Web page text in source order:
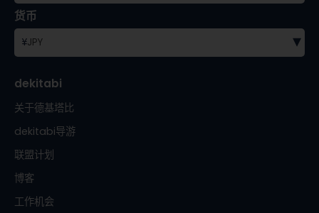
货币
¥JPY ▾
dekitabi
关于德基塔比
dekitabi导游
联盟计划
博客
工作机会